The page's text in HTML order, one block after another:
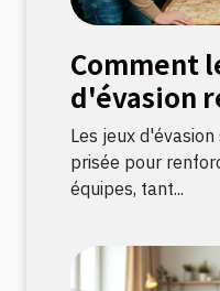
Comment
d'évasion
les liens
Les jeux
prisée pour
équipes, tant...